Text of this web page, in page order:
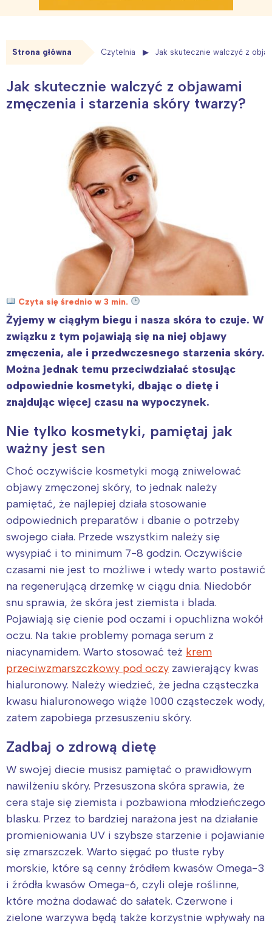
Strona główna Czytelnia Jak skutecznie walczyć z
Jak skutecznie walczyć z objawami
zmęczenia i starzenia skóry twarzy?
Czyta się średnio w 3 min.
Żyjemy w ciągłym biegu i nasza skóra to czuje. W
związku z tym pojawiają się na niej objawy
zmęczenia, ale i przedwczesnego starzenia skóry.
Można jednak temu przeciwdziałać stosując
odpowiednie kosmetyki, dbając o dietę i
znajdując więcej czasu na wypoczynek.
Nie tylko kosmetyki, pamiętaj jak
ważny jest sen
Choć oczywiście kosmetyki mogą zniwelować
objawy zmęczonej skóry, to jednak należy
pamiętać, że najlepiej działa stosowanie
odpowiednich preparatów i dbanie o potrzeby
swojego ciała. Przede wszystkim należy się
wysypiać i to minimum 7-8 godzin. Oczywiście
czasami nie jest to możliwe i wtedy warto postawić
na regenerującą drzemkę w ciągu dnia. Niedobór
snu sprawia, że skóra jest ziemista i blada.
Pojawiają się cienie pod oczami i opuchlizna wokół
oczu. Na takie problemy pomaga serum z
niacynamidem. Warto stosować też krem
przeciwzmarszczkowy pod oczy zawierający kwas
hialuronowy. Należy wiedzieć, że jedna cząsteczka
kwasu hialuronowego wiąże 1000 cząsteczek wody,
zatem zapobiega przesuszeniu skóry.
Zadbaj o zdrową dietę
W swojej diecie musisz pamiętać o prawidłowym
nawilżeniu skóry. Przesuszona skóra sprawia, że
cera staje się ziemista i pozbawiona młodzieńczego
blasku. Przez to bardziej narażona jest na działanie
promieniowania UV i szybsze starzenie i pojawianie
się zmarszczek. Warto sięgać po tłuste ryby
morskie, które są cenny źródłem kwasów Omega-3
i źródła kwasów Omega-6, czyli oleje roślinne,
które można dodawać do sałatek. Czerwone i
zielone warzywa będą także korzystnie wpływały na